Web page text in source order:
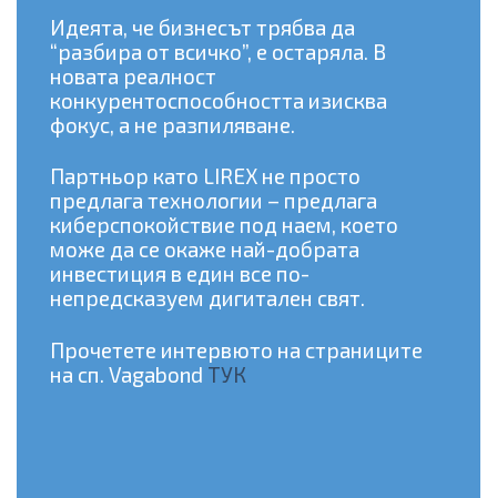
Идеята, че бизнесът трябва да
“разбира от всичко”, е остаряла. В
новата реалност
конкурентоспособността изисква
фокус, а не разпиляване.
Партньор като LIREX не просто
предлага технологии – предлага
киберспокойствие под наем, което
може да се окаже най-добрата
инвестиция в един все по-
непредсказуем дигитален свят.
Прочетете интервюто на страниците
на сп. Vagabond ТУК